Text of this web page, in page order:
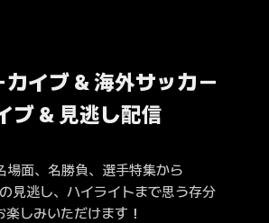
イブ & 海外サッカー
ブ & 見逃し配信
場面、名勝負、選手特集から
見逃し、ハイライトまで思う存分
楽しみいただけます！